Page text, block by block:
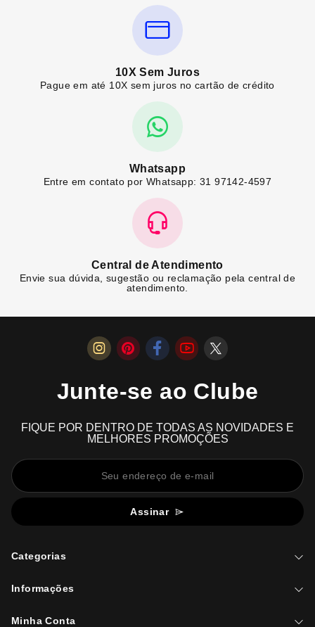
10X Sem Juros
Pague em até 10X sem juros no cartão de crédito
Whatsapp
Entre em contato por Whatsapp: 31 97142-4597
Central de Atendimento
Envie sua dúvida, sugestão ou reclamação pela central de
atendimento.
Junte-se ao Clube
FIQUE POR DENTRO DE TODAS AS NOVIDADES E
MELHORES PROMOÇÕES
Assinar
Categorias
Informações
Minha Conta